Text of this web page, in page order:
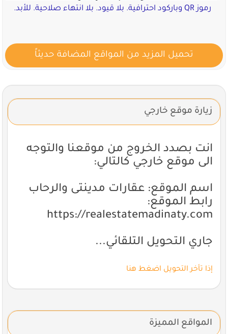
رموز QR وباركود احترافية. بلا قيود. بلا انتهاء صلاحية. للأبد.
تحميل المزيد من المواقع المضافة حديثاً
زيارة موقع خارجي
انت بصدد الخروج من موقعنا والتوجه
الى موقع خارجي كالتالي:
اسم الموقع: عقارات مدينتى والرحاب
رابط الموقع:
https://realestatemadinaty.com
جاري التحويل التلقائي...
إذا تأخر التحويل اضغط هنا
المواقع المميزة